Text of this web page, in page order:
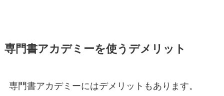
専門書アカデミーを使うデメリット
専門書アカデミーにはデメリットもあります。